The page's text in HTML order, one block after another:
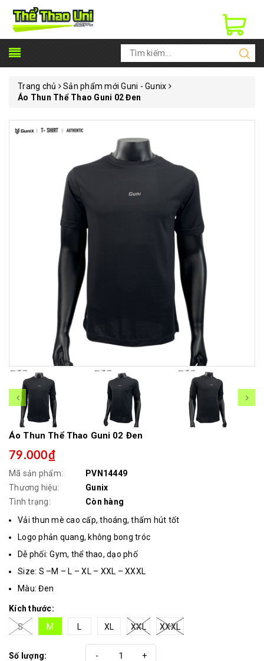
Trang chủ
Sản phẩm mới Guni - Gunix
Áo Thun Thể Thao Guni 02 Đen
Áo Thun Thể Thao Guni 02 Đen
79.000₫
Mã sản phẩm:
PVN14449
Thương hiệu:
Gunix
Tình trạng:
Còn hàng
Vải thun mè cao cấp, thoáng, thấm hút tốt
Logo phản quang, không bong tróc
Dễ phối: Gym, thể thao, dạo phố
Size: S –M – L – XL – XXL – XXXL
Màu: Đen
Kích thước:
S
M L XL XXL XXXL
Số lượng: +
-